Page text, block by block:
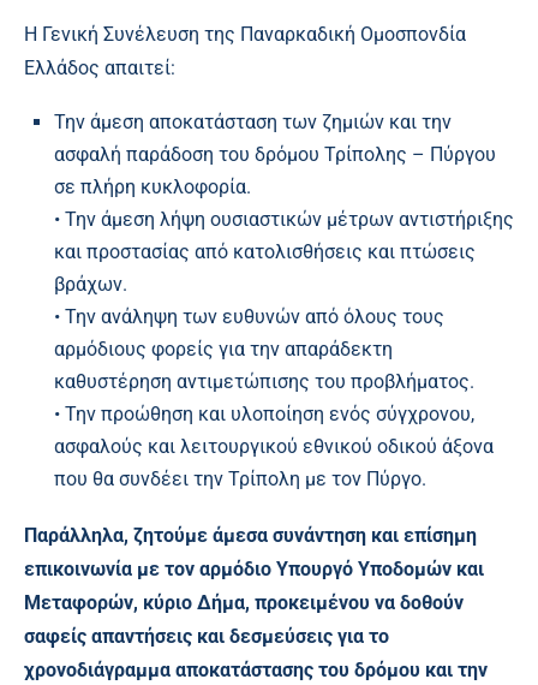
Η Γενική Συνέλευση της Παναρκαδική Ομοσπονδία
Ελλάδος απαιτεί:
Την άμεση αποκατάσταση των ζημιών και την
ασφαλή παράδοση του δρόμου Τρίπολης – Πύργου
σε πλήρη κυκλοφορία.
• Την άμεση λήψη ουσιαστικών μέτρων αντιστήριξης
και προστασίας από κατολισθήσεις και πτώσεις
βράχων.
• Την ανάληψη των ευθυνών από όλους τους
αρμόδιους φορείς για την απαράδεκτη
καθυστέρηση αντιμετώπισης του προβλήματος.
• Την προώθηση και υλοποίηση ενός σύγχρονου,
ασφαλούς και λειτουργικού εθνικού οδικού άξονα
που θα συνδέει την Τρίπολη με τον Πύργο.
Παράλληλα, ζητούμε άμεσα συνάντηση και επίσημη
επικοινωνία με τον αρμόδιο Υπουργό Υποδομών και
Μεταφορών, κύριο Δήμα, προκειμένου να δοθούν
σαφείς απαντήσεις και δεσμεύσεις για το
χρονοδιάγραμμα αποκατάστασης του δρόμου και την